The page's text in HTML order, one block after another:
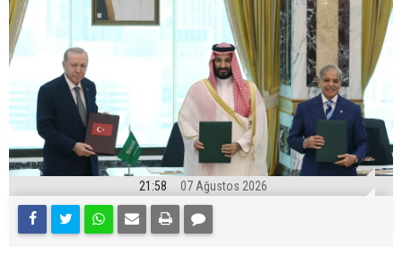
21:58 07 Ağustos 2026